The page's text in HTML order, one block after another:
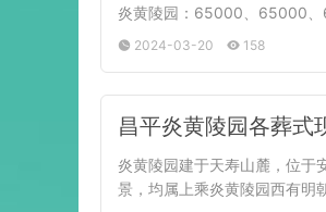
炎黄陵园：65000、65000
2024-03-20 158
昌平炎黄陵园各葬
炎黄陵园建于天寿山麓，位于
景，均属上乘炎黄陵园西有明